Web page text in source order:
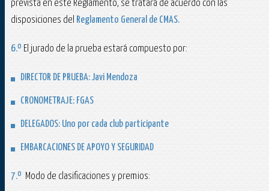
prevista en este Reglamento, se tratará de acuerdo con las
disposiciones del Reglamento General de CMAS.
6.º El jurado de la prueba estará compuesto por:
DIRECTOR DE PRUEBA:Javi Mendoza
CRONOMETRAJE: FGAS
DELEGADOS: Uno por cada club participante
EMBARCACIONES DE APOYO Y SEGURIDAD
7.º Modo de clasificaciones y premios: